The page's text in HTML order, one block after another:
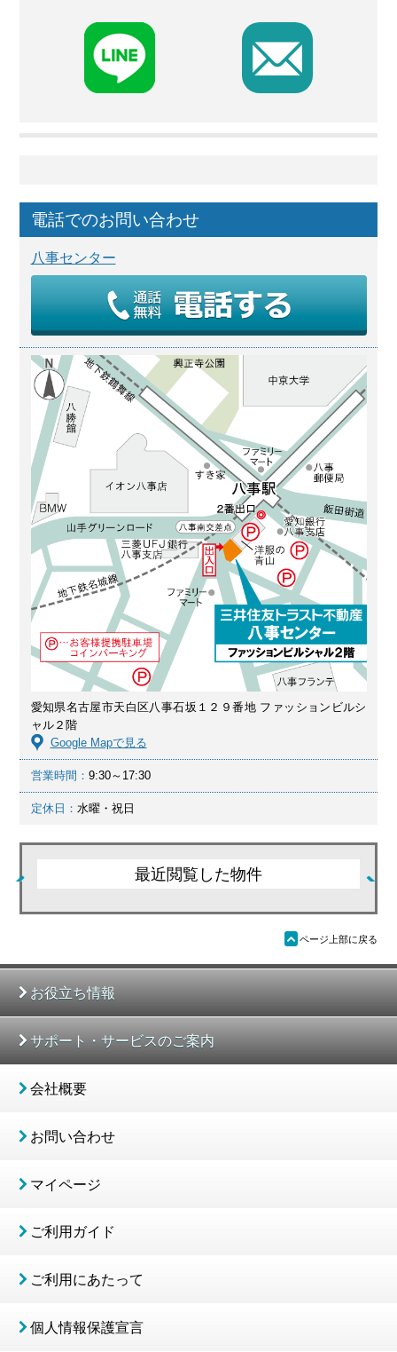
F
電話でのお問い合わせ
八事センター
愛知県名古屋市天白区八事石坂１２９番地 ファッションビルシ
ャル２階
Google Mapで見る
営業時間： 9:30～17:30
定休日： 水曜・祝日
最近閲覧した物件
ü ページ上部に戻る
お役立ち情報
サポート・サービスのご案内
会社概要
お問い合わせ
マイページ
ご利用ガイド
ご利用にあたって
個人情報保護宣言